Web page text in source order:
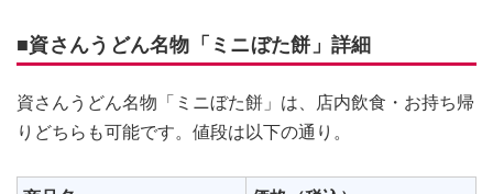
■資さんうどん名物「ミニぼた餅」詳細
資さんうどん名物「ミニぼた餅」は、店内飲食・お持ち帰
りどちらも可能です。値段は以下の通り。